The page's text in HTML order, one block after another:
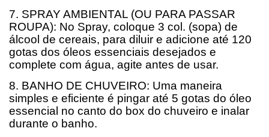
7. SPRAY AMBIENTAL (OU PARA PASSAR
ROUPA): No Spray, coloque 3 col. (sopa) de
álcool de cereais, para diluir e adicione até 120
gotas dos óleos essenciais desejados e
complete com água, agite antes de usar.
8. BANHO DE CHUVEIRO: Uma maneira
simples e eficiente é pingar até 5 gotas do óleo
essencial no canto do box do chuveiro e inalar
durante o banho.